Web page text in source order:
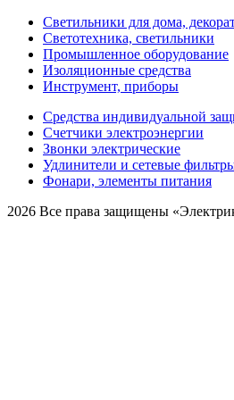
Светильники для дома,
Светотехника, светильники
Промышленное оборудование
Изоляционные средства
Инструмент, приборы
Средства индивидуальной
Счетчики электроэнергии
Звонки электрические
Удлинители и сетевые
Фонари, элементы питания
2026 Все права защищены